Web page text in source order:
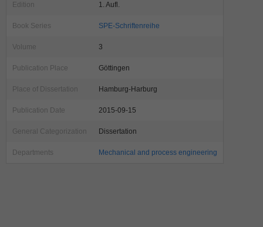
Edition 1. Aufl.
Book Series SPE-Schriftenreihe
Volume 3
Publication Place Göttingen
Place of Dissertation Hamburg-Harburg
Publication Date 2015-09-15
General Categorization Dissertation
Departments Mechanical and process engineering